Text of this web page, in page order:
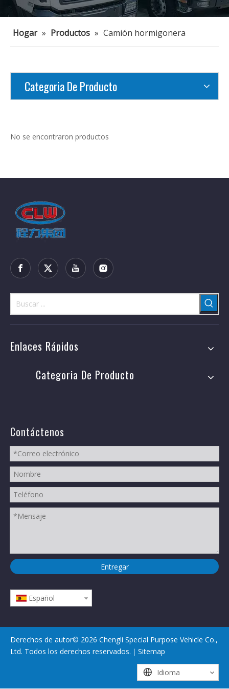
Hogar » Productos » Camión hormigonera
Categoria De Producto
No se encontraron productos
Enlaces Rápidos
Categoria De Producto
Contáctenos
Entregar
Español
Derechos de autor© 2026 Chengli Special Purpose Vehicle Co.,
Ltd. Todos los derechos reservados.｜ Sitemap
Idioma